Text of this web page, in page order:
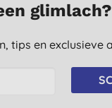
glimlach?
tips en exclusieve